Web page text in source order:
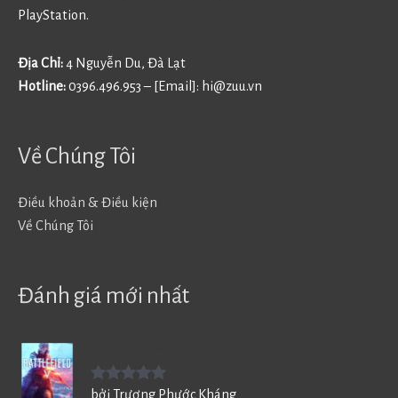
PlayStation.
Địa Chỉ:4 Nguyễn Du, Đà Lạt
Hotline:0396.496.953 – [Email]: hi@zuu.vn
Về Chúng Tôi
Điều khoản & Điều kiện
Về Chúng Tôi
Đánh giá mới nhất
Được xếp
bởi Trương Phước Kháng